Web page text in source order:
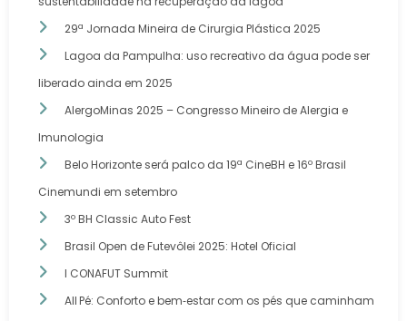
29ª Jornada Mineira de Cirurgia Plástica 2025
Lagoa da Pampulha: uso recreativo da água pode ser
liberado ainda em 2025
AlergoMinas 2025 – Congresso Mineiro de Alergia e
Imunologia
Belo Horizonte será palco da 19ª CineBH e 16º Brasil
Cinemundi em setembro
3º BH Classic Auto Fest
Brasil Open de Futevôlei 2025: Hotel Oficial
I CONAFUT Summit
All Pé: Conforto e bem‑estar com os pés que caminham